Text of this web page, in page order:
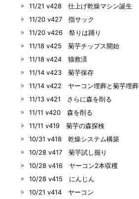
11/21 v428 仕上げ乾燥マシン誕生
11/20 v427 指サック
11/20 v426 祭りは踊り
11/18 v425 菊芋チップス開始
11/18 v424 猫救済
11/14 v423 菊芋保存
11/14 v422 ヤーコン埋葬と菊芋埋葬
11/13 v421 さらに森を削る
11/11 v420 森を削る
11/11 v419 菊芋の森探検
10/31 v418 乾燥システム構築
10/28 v417 菊芋試し掘り
10/28 v416 ヤーコン2本収穫
10/28 v415 にんじん
10/21 v414 ヤーコン